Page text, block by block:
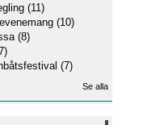
(11)
(10)
(8)
(7)
Se alla